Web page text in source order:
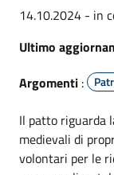
14.10.2024 - in
Ultimo
Argomenti :
Il patto riguarda
medievali di
volontari per le